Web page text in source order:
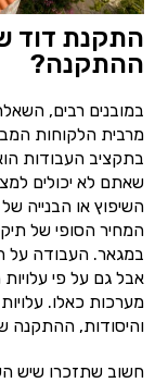
התקנת דוד
ההתקנה?
במובנים רבים,
מרבית הלקוחות
בתקציב העבודות
שאתם לא יכולים
השיפוץ או הבנייה
המחיר הסופי של
במגאר. העבודה על
אבל גם על פי
מערכות כאלו.
והיסודות, ההתקנה
חשוב שתזכרו שיש